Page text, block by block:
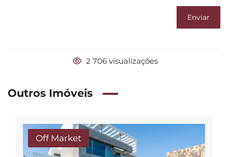
Enviar
2 706 visualizações
Outros Imóveis
Off Market